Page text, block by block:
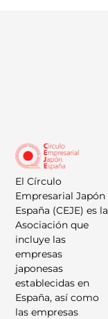
El Círculo
Empresarial Japón
España (CEJE) es la
Asociación que
incluye las
empresas
japonesas
establecidas en
España, así como
las empresas